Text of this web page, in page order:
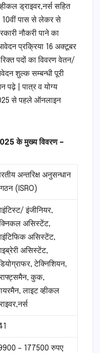
ड्राइवर,नर्स सहित
| 10वीं पास से लेकर से
नौकरी पाने का
प्रक्रिया 16 अक्टूबर
पदों का विवरण वेतन/
शुल्क सम्बन्धी पूरी
पढ़े | पात्र व योग्य
से पहले ऑनलाइन
के मुख्य विवरण –
अन्तरिक्ष अनुसन्धान
(ISRO)
इंजीनियर,
असिस्टेंट,
असिस्टेंट,
असिस्टेंट,
टेक्निशियन,
कुक,
लाइट व्हीकल
– 177500 रुपए